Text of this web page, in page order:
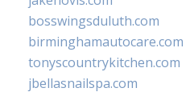
bosswingsduluth.com
birminghamautocare.com
tonyscountrykitchen.com
jbellasnailspa.com